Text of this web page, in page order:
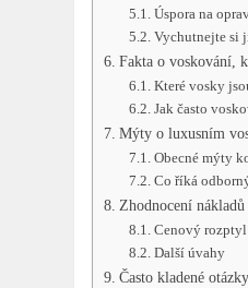
Úspora na
Vychutnejte si
Fakta o voskování,
Které vosky
Jak často
Mýty o luxusním
Obecné mýty
Co říká
Zhodnocení
Cenový rozptyl
Další úvahy
Často kladené otázky